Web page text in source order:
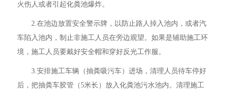
火伤人或者引起化粪池爆炸。
2.在池边放置安全警示牌，以防止路人掉入池内，或者汽
车陷入池内，制止非施工人员在旁边观望。如果是辅助施工环
境，施工人员要戴好安全帽和穿好反光工作服。
3.安排施工车辆（抽粪吸污车）进场，清理人员待车停好
后，把抽粪车胶管（5米长）放入化粪池污水池内。清理施工